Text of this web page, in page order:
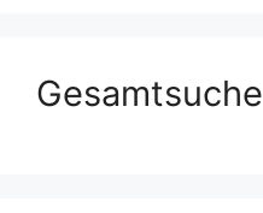
Gesamtsuche